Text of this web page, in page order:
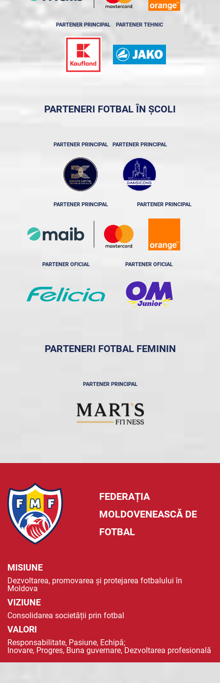
PARTENER PRINCIPAL PARTENER TEHNIC
PARTENERI FOTBAL ÎN ȘCOLI
PARTENER PRINCIPAL PARTENER PRINCIPAL
PARTENER PRINCIPAL PARTENER PRINCIPAL
PARTENER OFICIAL PARTENER OFICIAL
PARTENERI FOTBAL FEMININ
PARTENER PRINCIPAL
FEDERAȚIA
MOLDOVENEASCĂ DE
FOTBAL
MISIUNE
Dezvoltarea, promovarea și protejarea fotbalului în
Moldova
VIZIUNE
Consolidarea societății prin fotbal
VALORI
Responsabilitate, Pasiune, Echipă;
Inovare, Progres, Buna guvernare, Dezvoltarea profesională